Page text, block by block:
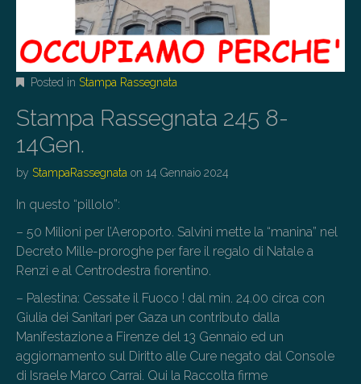
Posted in Stampa Rassegnata
Stampa Rassegnata 245 8-
14Gen.
by StampaRassegnata on 14 Gennaio 2024
In questo “pillolo”:
– 50 Milioni per l’Aeroporto. Salvini mette la “manina” nel
Decreto Mille-proroghe per fare il regalo di Natale a
Renzi e al Centrodestra fiorentino.
– Palestina: Cessate il Fuoco ! dal min. 24.00 circa con
Giulia dei Sanitari per Gaza un contributo dalla
Manifestazione a Firenze del 13 Gennaio ed un
aggiornamento sul Diritto alle Cure negato dal Console
di Israele Marco Carrai. Qui la Raccolta firme